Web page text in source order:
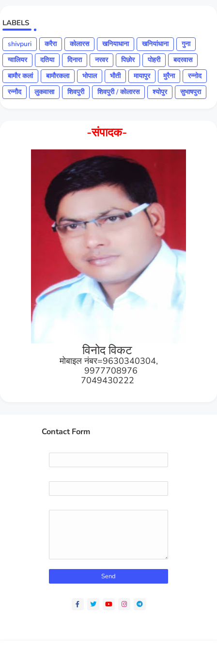
LABELS
shivpuri करैरा कोलारस खनियाधाना खनियांधाना
गुना
ग्वालियर
दतिया दिनारा नरवर पिछोर पोहरी
बदरवास
बामौर कलां
बामौरकला भोपाल भौती मायापुर मुरैना
रन्नोद
रन्नौद
लुकवासा शिवपुरी शिवपुरी / कोलारस श्योपुर सुभाषपुरा
-संपादक-
विनोद विकट
मोबाइल नंबर=9630340304,
9977708976
7049430222
Contact Form